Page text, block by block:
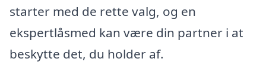
starter med de rette valg, og en
ekspertlåsmed kan være din partner i at
beskytte det, du holder af.